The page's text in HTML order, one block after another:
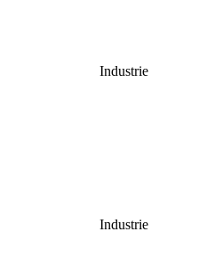
Industrie
Industrie